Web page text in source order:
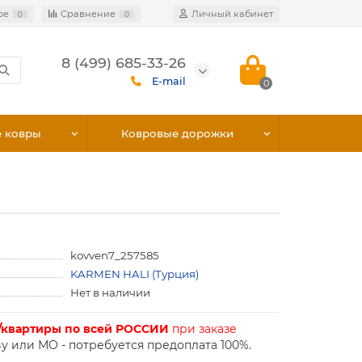
0 Сравнение 0 Личный кабинет
8 (499) 685-33-26
E-mail 0
ковры Ковровые дорожки
kovven7_257585
KARMEN HALI (Турция)
Нет в наличии
по всей РОССИИ при заказе
или МО - потребуется предоплата 100%.